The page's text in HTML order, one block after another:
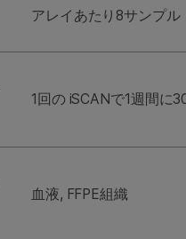
アレイあたり8サンプル
1回の iSCANで1週間に
血液, FFPE組織